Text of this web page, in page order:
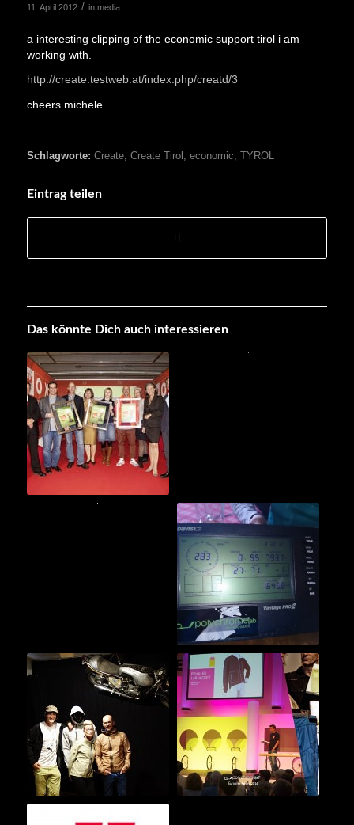
11. April 2012 / in media
a interesting clipping of the economic support tirol i am
working with.
http://create.testweb.at/index.php/creatd/3
cheers michele
Schlagworte: Create, Create Tirol , economic, TYROL
Eintrag teilen
Das könnte Dich auch interessieren